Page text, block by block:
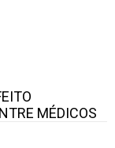
MÉDICOS